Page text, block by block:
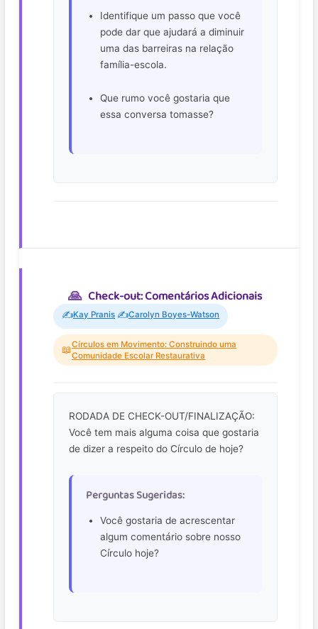
Identifique um passo que você
pode dar que ajudará a diminuir
uma das barreiras na relação
família-escola.
Que rumo você gostaria que
essa conversa tomasse?
Check-out: Comentários Adicionais
✍️Kay Pranis ✍️Carolyn Boyes-Watson
📖Círculos em Movimento: Construindo uma
Comunidade Escolar Restaurativa
RODADA DE CHECK-OUT/FINALIZAÇÃO:
Você tem mais alguma coisa que gostaria
de dizer a respeito do Círculo de hoje?
Perguntas Sugeridas:
Você gostaria de acrescentar
algum comentário sobre nosso
Círculo hoje?